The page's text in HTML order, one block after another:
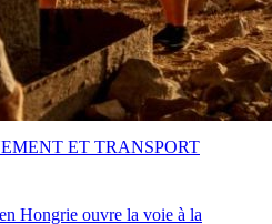
Hongrie ouvre la voie à la
ET TRANSPORT